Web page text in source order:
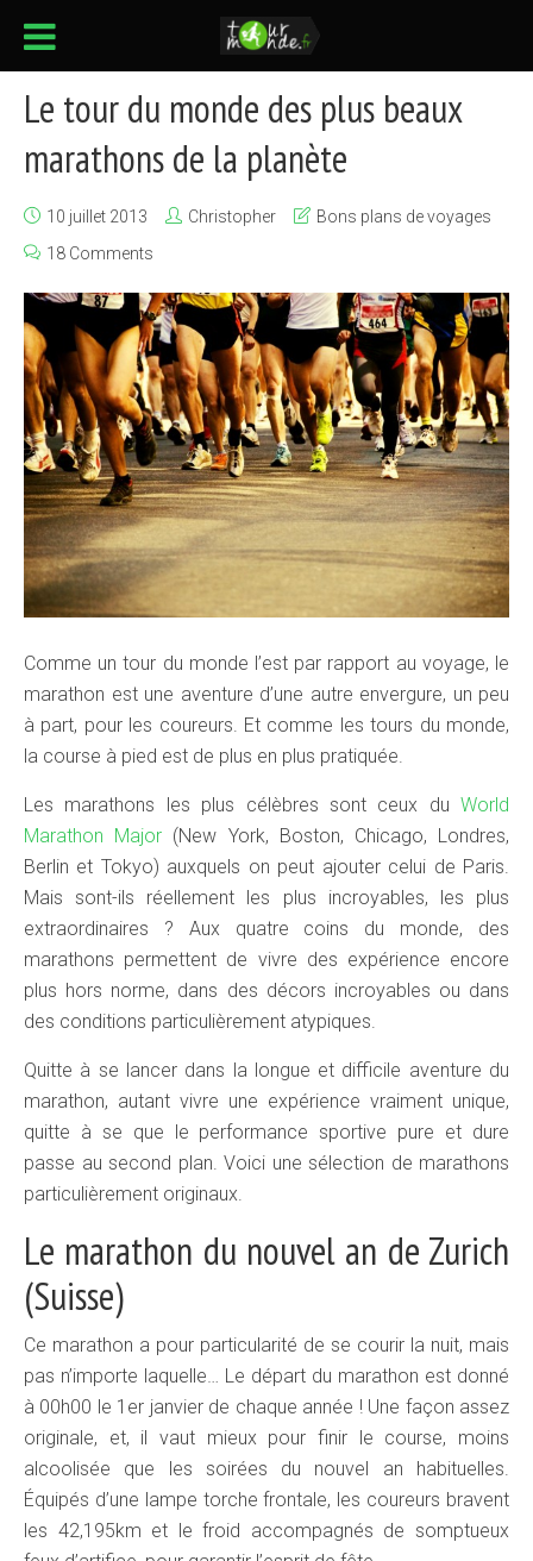
Le tour du monde des plus beaux
marathons de la planète
10 juillet 2013 Christopher
Bons plans de voyages
18 Comments
Comme un tour du monde l’est par rapport au voyage, le
marathon est une aventure d’une autre envergure, un peu
à part, pour les coureurs. Et comme les tours du monde,
la course à pied est de plus en plus pratiquée.
Les marathons les plus célèbres sont ceux du World
Marathon Major (New York, Boston, Chicago, Londres,
Berlin et Tokyo) auxquels on peut ajouter celui de Paris.
Mais sont-ils réellement les plus incroyables, les plus
extraordinaires ? Aux quatre coins du monde, des
marathons permettent de vivre des expérience encore
plus hors norme, dans des décors incroyables ou dans
des conditions particulièrement atypiques.
Quitte à se lancer dans la longue et difficile aventure du
marathon, autant vivre une expérience vraiment unique,
quitte à se que le performance sportive pure et dure
passe au second plan. Voici une sélection de marathons
particulièrement originaux.
Le marathon du nouvel an de Zurich
(Suisse)
Ce marathon a pour particularité de se courir la nuit, mais
pas n’importe laquelle… Le départ du marathon est donné
à 00h00 le 1er janvier de chaque année ! Une façon assez
originale, et, il vaut mieux pour finir le course, moins
alcoolisée que les soirées du nouvel an habituelles.
Équipés d’une lampe torche frontale, les coureurs bravent
les 42,195km et le froid accompagnés de somptueux